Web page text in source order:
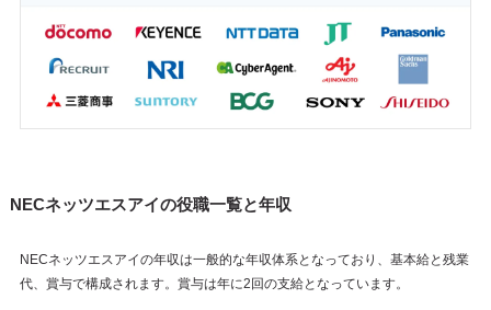
NECネッツエスアイの役職一覧と年収
NECネッツエスアイの年収は一般的な年収体系となっており、基本給と残業
代、賞与で構成されます。賞与は年に2回の支給となっています。